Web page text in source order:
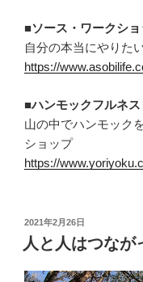
■ソース・ワークシ
自分の本当にやりた
https://
■ハンモックフルネス
山の中でハンモック
ショップ
https://
投
稿
日:
2021年2月26日
人と人はつなが